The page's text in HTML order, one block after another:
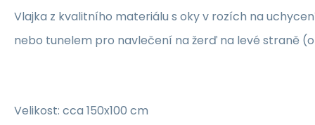
Vlajka z kvalitního materiálu s oky v rozích na
nebo tunelem pro navlečení na žerď na levé straně
Velikost: cca 150x100 cm